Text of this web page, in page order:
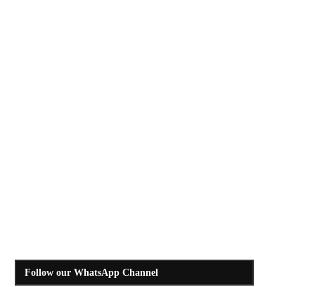
Follow our WhatsApp Channel